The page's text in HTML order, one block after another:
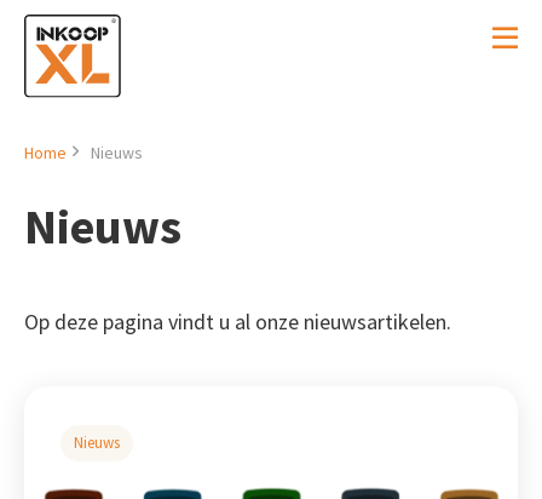
Home Nieuws
Nieuws
Op deze pagina vindt u al onze nieuwsartikelen.
Nieuws